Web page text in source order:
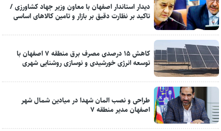
دیدار استاندار اصفهان با معاون وزیر جهاد کشاورزی /
تاکید بر نظارت دقیق بر بازار و تامین کالاهای اساسی
کاهش ۱۵ درصدی مصرف برق منطقه ۷ اصفهان با
توسعه انرژی خورشیدی و نوسازی روشنایی شهری
طراحی و نصب المان شهدا در میادین شمال شهر
اصفهان مدیر منطقه ۷